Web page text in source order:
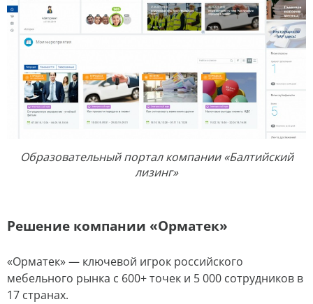
Образовательный портал компании «Балтийский
лизинг»
Решение компании «Орматек»
«Орматек» — ключевой игрок российского
мебельного рынка с 600+ точек и 5 000 сотрудников в
17 странах.